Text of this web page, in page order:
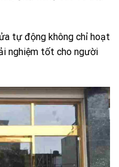
tự động không chỉ hoạt
nghiệm tốt cho người